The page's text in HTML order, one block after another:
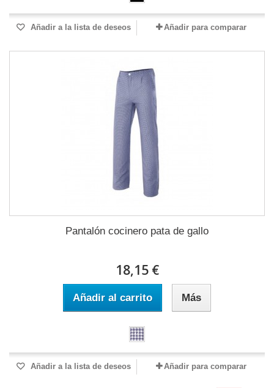
Añadir a la lista de deseos Añadir para comparar
Pantalón cocinero pata de gallo
18,15 €
Añadir al carrito Más
Añadir a la lista de deseos Añadir para comparar